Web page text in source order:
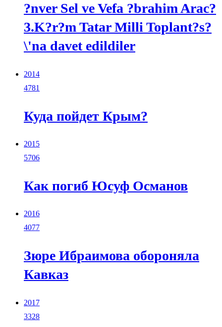
?nver Sel ve Vefa ?brahim Arac?
3.K?r?m Tatar Milli Toplant?s?
\'na davet edildiler
2014
4781
Куда пойдет Крым?
2015
5706
Как погиб Юсуф Османов
2016
4077
Зюре Ибраимова обороняла
Кавказ
2017
3328